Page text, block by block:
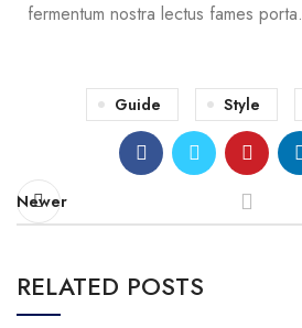
fermentum nostra lectus fames porta.
Guide Style
Newer
RELATED POSTS